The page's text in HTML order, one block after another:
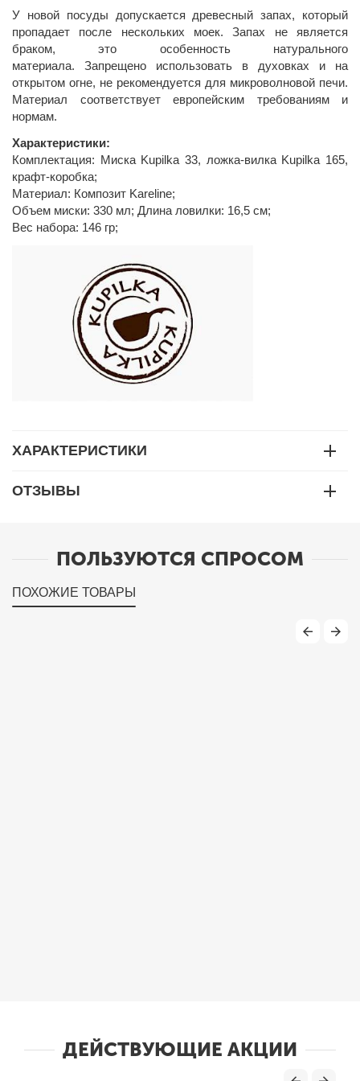
У новой посуды допускается древесный запах, который
пропадает после нескольких моек. Запах не является
браком, это особенность натурального
материала. Запрещено использовать в духовках и на
открытом огне, не рекомендуется для микроволновой печи.
Материал соответствует европейским требованиям и
нормам.
Характеристики:
Комплектация: Миска Kupilka 33, ложка-вилка Kupilka 165,
крафт-коробка;
Материал: Композит Kareline;
Объем миски: 330 мл; Длина ловилки: 16,5 см;
Вес набора: 146 гр;
ХАРАКТЕРИСТИКИ
ОТЗЫВЫ
ПОЛЬЗУЮТСЯ СПРОСОМ
ПОХОЖИЕ ТОВАРЫ
ДЕЙСТВУЮЩИЕ АКЦИИ